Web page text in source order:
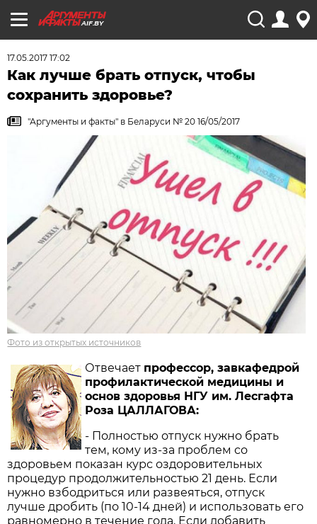
AIF.BY
17.05.2017 17:02
Как лучше брать отпуск, чтобы
сохранить здоровье?
"Аргументы и факты" в Беларуси № 20 16/05/2017
Фото из открытых источников
Отвечает профессор, зав­кафедрой
профилактической медицины и
основ здоровья НГУ им. Лесгафта
Роза ЦАЛЛАГОВА:
- Полностью отпуск нужно брать
тем, кому из-за проблем со
здоровьем показан курс оздоровительных
процедур продолжительностью 21 день. Если
нужно взбодриться или развеяться, отпуск
лучше дробить (по 10-14 дней) и использовать его
равномерно в течение года. Если добавить